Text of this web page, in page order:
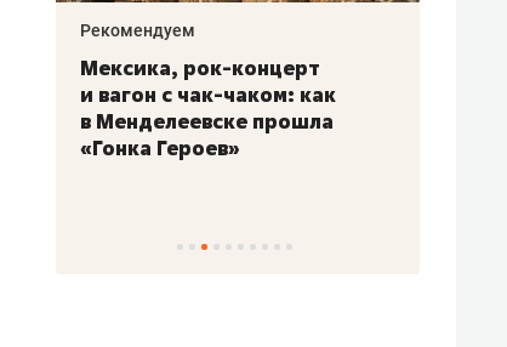
Рекомендуем
Мексика, рок-концерт
и вагон с чак-чаком: как
в Менделеевске прошла
«Гонка Героев»